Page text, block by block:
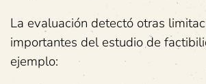
La evaluación detectó otras
importantes del estudio de
ejemplo: